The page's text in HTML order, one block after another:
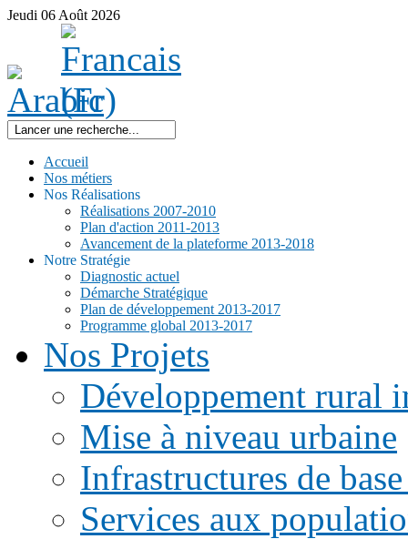
Jeudi 06 Août 2026
Accueil
Nos métiers
Nos Réalisations
Réalisations 2007-2010
Plan d'action 2011-2013
Avancement de la plateforme 2013-2018
Notre Stratégie
Diagnostic actuel
Démarche Stratégique
Plan de développement 2013-2017
Programme global 2013-2017
Nos Projets
Développement rural
Mise à niveau urbaine
Infrastructures de
Services aux